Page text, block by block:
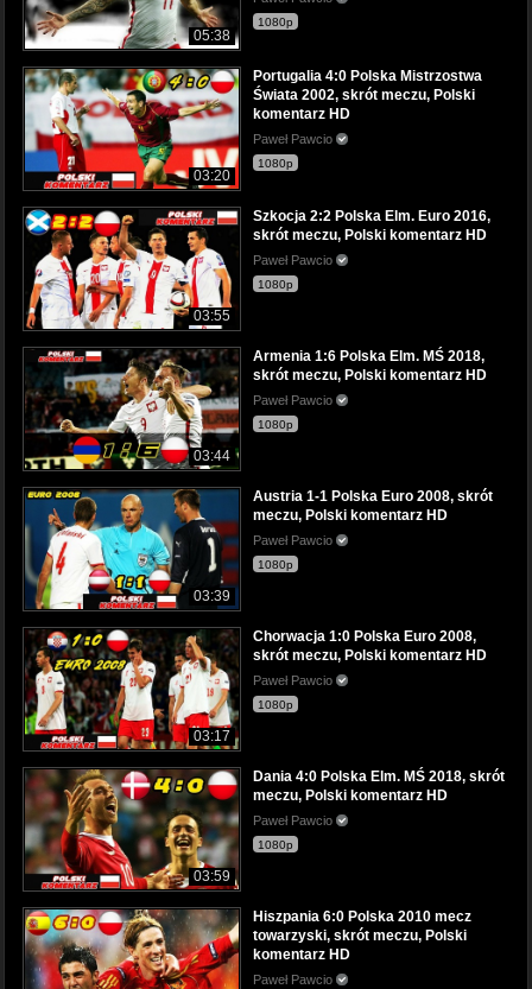
05:38
1080p
03:20
Portugalia 4:0 Polska Mistrzostwa
Świata 2002, skrót meczu, Polski
komentarz HD
Paweł Pawcio
1080p
03:55
Szkocja 2:2 Polska Elm. Euro 2016,
skrót meczu, Polski komentarz HD
Paweł Pawcio
1080p
03:44
Armenia 1:6 Polska Elm. MŚ 2018,
skrót meczu, Polski komentarz HD
Paweł Pawcio
1080p
03:39
Austria 1-1 Polska Euro 2008, skrót
meczu, Polski komentarz HD
Paweł Pawcio
1080p
03:17
Chorwacja 1:0 Polska Euro 2008,
skrót meczu, Polski komentarz HD
Paweł Pawcio
1080p
03:59
Dania 4:0 Polska Elm. MŚ 2018, skrót
meczu, Polski komentarz HD
Paweł Pawcio
1080p
Hiszpania 6:0 Polska 2010 mecz
towarzyski, skrót meczu, Polski
komentarz HD
Paweł Pawcio